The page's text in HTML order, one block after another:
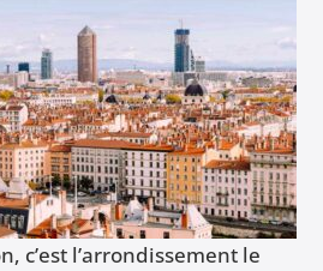
c’est l’arrondissement le